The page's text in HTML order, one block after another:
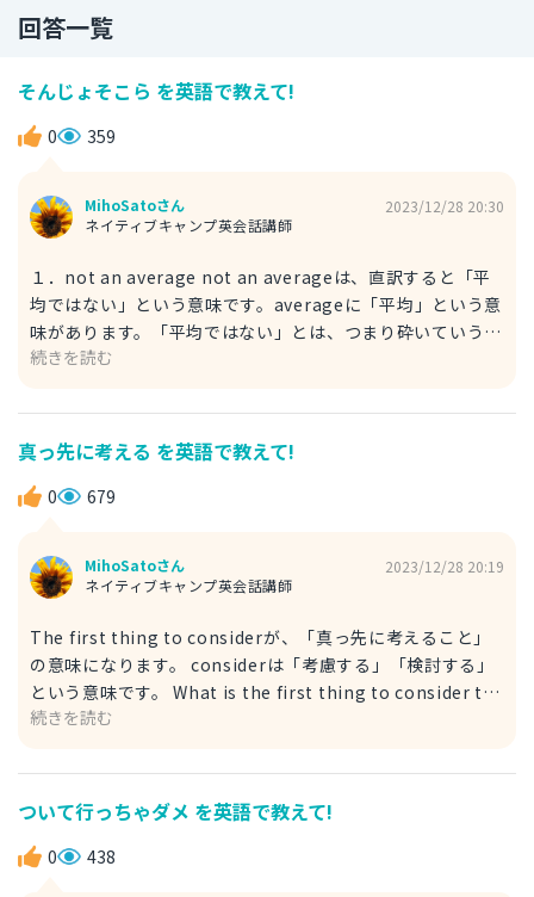
回答一覧
そんじょそこら を英語で教えて!
0 359
MihoSatoさん
ネイティブキャンプ英会話講師
2023/12/28 20:30
１．not an average not an averageは、直訳すると「平
均ではない」という意味です。averageに「平均」という意
味があります。「平均ではない」とは、つまり砕いていう
と、「そんじょそこらのものとは違うよ」というニュアンス
したい時に使えるでしょう。 She is not an average child
because she can understand philosophy. （彼女はそん
じょそこらの子供ではありません。哲学が理解できるので
す。） 2.not just any not just anyは、「そんじょそこら
のものではないかを言い表せます。 It's not just any car
because I bought quite high-grade special car. （私は
かなり高品質な特別な車を買ったので、そんじょそこらの車
ではありません。） quiteは「かなり～」という意味で、
very muchのように程度の大きさを強調する言葉です。 ぜ
ひお使いください。
続きを読む
真っ先に考える を英語で教えて!
0 679
MihoSatoさん
ネイティブキャンプ英会話講師
2023/12/28 20:19
The first thing to considerが、「真っ先に考えること」
の意味になります。 considerは「考慮する」「検討する」
という意味です。 What is the first thing to consider to
increase sales? （売上を上げるために真っ先に考えること
「最も重要な」「第一に重要な」という意味です。そのた
め、「真っ先」という意味に相当します。 consideration
はconsiderの名詞で、「考慮」「検討」「考えること」を
意味します。 What is your foremost consideration
続きを読む
ついて行っちゃダメ を英語で教えて!
0 438